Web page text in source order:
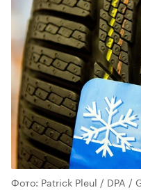
Фото: Patrick Pleul / DPA /